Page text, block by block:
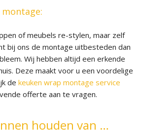
of meubels re-stylen, maar zelf
bij ons de montage uitbesteden dan
Wij hebben altijd een erkende
Deze maakt voor u een voordelige
de keuken wrap montage service
offerte aan te vragen.
houden van …